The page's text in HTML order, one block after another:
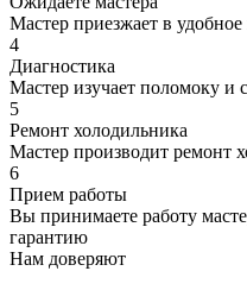
Мастер приезжает в удобное
4
Диагностика
Мастер изучает поломоку и
5
Ремонт холодильника
Мастер производит ремонт
6
Прием работы
Вы принимаете работу
гарантию
Нам доверяют